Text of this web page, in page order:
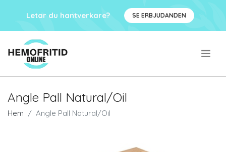
Letar du hantverkare? SE ERBJUDANDEN
Angle Pall Natural/Oil
Hem Angle Pall Natural/Oil